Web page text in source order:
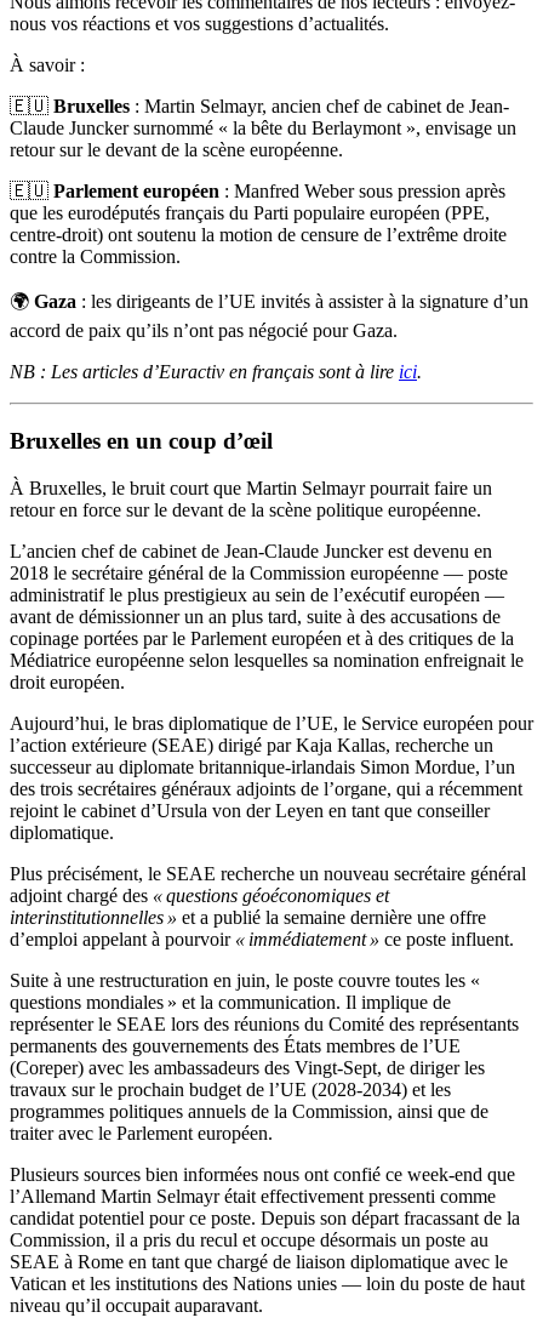
nous vos réactions et vos suggestions d’actualités.
À savoir :
🇪🇺 Bruxelles : Martin Selmayr, ancien chef de cabinet de Jean-
Claude Juncker surnommé « la bête du Berlaymont », envisage un
retour sur le devant de la scène européenne.
🇪🇺 Parlement européen : Manfred Weber sous pression après
que les eurodéputés français du Parti populaire européen (PPE,
centre-droit) ont soutenu la motion de censure de l’extrême droite
contre la Commission.
🌍 Gaza : les dirigeants de l’UE invités à assister à la signature d’un
accord de paix qu’ils n’ont pas négocié pour Gaza.
NB : Les articles d’Euractiv en français sont à lire ici.
Bruxelles en un coup d’œil
À Bruxelles, le bruit court que Martin Selmayr pourrait faire un
retour en force sur le devant de la scène politique européenne.
L’ancien chef de cabinet de Jean-Claude Juncker est devenu en
2018 le secrétaire général de la Commission européenne — poste
administratif le plus prestigieux au sein de l’exécutif européen —
avant de démissionner un an plus tard, suite à des accusations de
copinage portées par le Parlement européen et à des critiques de la
Médiatrice européenne selon lesquelles sa nomination enfreignait le
droit européen.
Aujourd’hui, le bras diplomatique de l’UE, le Service européen pour
l’action extérieure (SEAE) dirigé par Kaja Kallas, recherche un
successeur au diplomate britannique-irlandais Simon Mordue, l’un
des trois secrétaires généraux adjoints de l’organe, qui a récemment
rejoint le cabinet d’Ursula von der Leyen en tant que conseiller
diplomatique.
Plus précisément, le SEAE recherche un nouveau secrétaire général
adjoint chargé des « questions géoéconomiques et
interinstitutionnelles » et a publié la semaine dernière une offre
d’emploi appelant à pourvoir« immédiatement » ce poste influent.
Suite à une restructuration en juin, le poste couvre toutes les «
questions mondiales » et la communication. Il implique de
représenter le SEAE lors des réunions du Comité des représentants
permanents des gouvernements des États membres de l’UE
(Coreper) avec les ambassadeurs des Vingt-Sept, de diriger les
travaux sur le prochain budget de l’UE (2028-2034) et les
programmes politiques annuels de la Commission, ainsi que de
traiter avec le Parlement européen.
Plusieurs sources bien informées nous ont confié ce week-end que
l’Allemand Martin Selmayr était effectivement pressenti comme
candidat potentiel pour ce poste. Depuis son départ fracassant de la
Commission, il a pris du recul et occupe désormais un poste au
SEAE à Rome en tant que chargé de liaison diplomatique avec le
Vatican et les institutions des Nations unies — loin du poste de haut
niveau qu’il occupait auparavant.